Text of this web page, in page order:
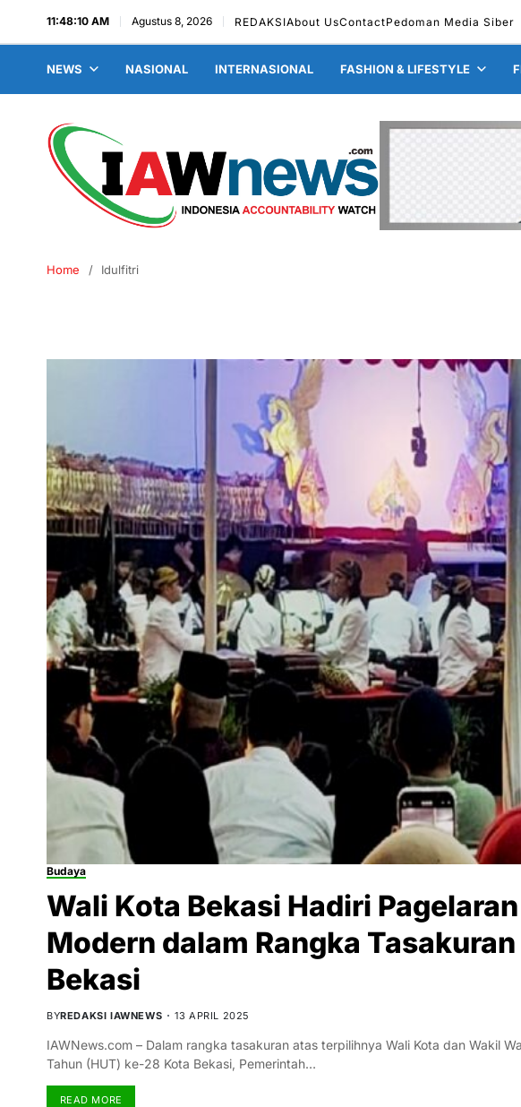
11:48:11 AM Agustus 8, 2026 REDAKSI About UsContactPedoman Media Siber
NEWS NASIONAL INTERNASIONAL FASHION & LIFESTYLE
Home Idulfitri
Budaya
Wali Kota Bekasi Hadiri
Modern dalam Rangka
Bekasi
BYREDAKSI IAWNEWS 13 APRIL 2025
IAWNews.com – Dalam rangka tasakuran atas terpilihnya Wali Kota dan Wakil
Tahun (HUT) ke-28 Kota Bekasi, Pemerintah…
READ MORE